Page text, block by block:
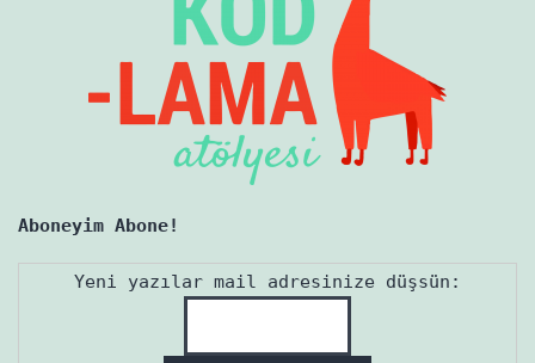
Aboneyim Abone!
Yeni yazılar mail adresinize düşsün: